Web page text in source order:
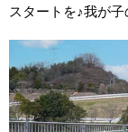
スタートを♪我が